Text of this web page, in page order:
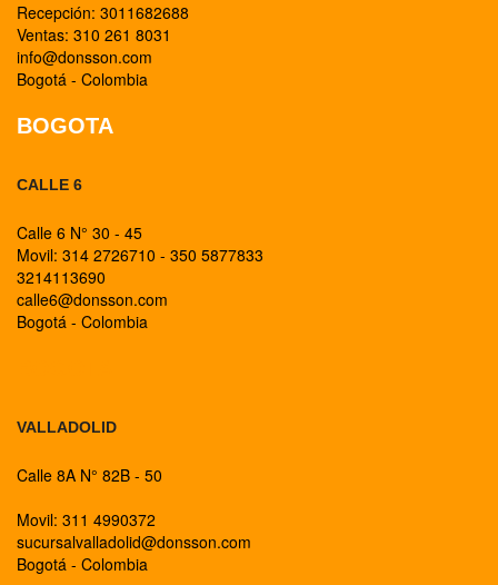
Recepción: 3011682688
Ventas: 310 261 8031
info@donsson.com
Bogotá - Colombia
BOGOTA
CALLE 6
Calle 6 N° 30 - 45
Movil: 314 2726710 - 350 5877833
3214113690
calle6@donsson.com
Bogotá - Colombia
VALLADOLID
Calle 8A N° 82B - 50
Movil: 311 4990372
sucursalvalladolid@donsson.com
Bogotá - Colombia